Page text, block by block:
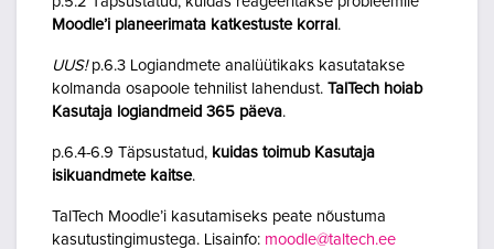
Moodle’i planeerimata katkestuste korral .
UUS!p.6.3 Logiandmete analüütikaks kasutatakse
kolmanda osapoole tehnilist lahendust. TalTech hoiab
Kasutaja logiandmeid 365 päeva.
p.6.4-6.9 Täpsustatud, kuidas toimub Kasutaja
isikuandmete kaitse.
TalTech Moodle’i kasutamiseks peate nõustuma
kasutustingimustega. Lisainfo: moodle@taltech.ee